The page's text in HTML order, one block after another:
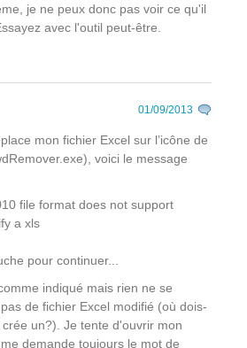
je ne peux donc pas voir ce qu'il
avec l'outil peut-être.
01/09/2013
mon fichier Excel sur l’icône de
voici le message
file format does not support
a xls
pour continuer...
indiqué mais rien ne se
de fichier Excel modifié (où dois-
un?). Je tente d'ouvrir mon
demande toujours le mot de